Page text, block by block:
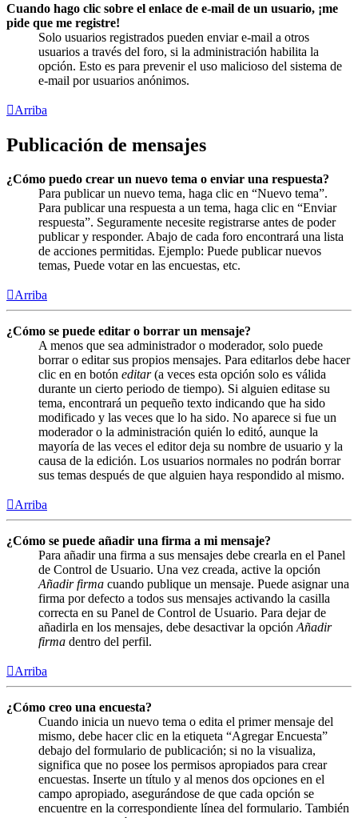
Cuando hago clic sobre el enlace de e-mail de un usuario, ¡me
pide que me registre!
Solo usuarios registrados pueden enviar e-mail a otros
usuarios a través del foro, si la administración habilita la
opción. Esto es para prevenir el uso malicioso del sistema de
e-mail por usuarios anónimos.
Arriba
Publicación de mensajes
¿Cómo puedo crear un nuevo tema o enviar una respuesta?
Para publicar un nuevo tema, haga clic en “Nuevo tema”.
Para publicar una respuesta a un tema, haga clic en “Enviar
respuesta”. Seguramente necesite registrarse antes de poder
publicar y responder. Abajo de cada foro encontrará una lista
de acciones permitidas. Ejemplo: Puede publicar nuevos
temas, Puede votar en las encuestas, etc.
Arriba
¿Cómo se puede editar o borrar un mensaje?
A menos que sea administrador o moderador, solo puede
borrar o editar sus propios mensajes. Para editarlos debe hacer
clic en en botón editar(a veces esta opción solo es válida
durante un cierto periodo de tiempo). Si alguien editase su
tema, encontrará un pequeño texto indicando que ha sido
modificado y las veces que lo ha sido. No aparece si fue un
moderador o la administración quién lo editó, aunque la
mayoría de las veces el editor deja su nombre de usuario y la
causa de la edición. Los usuarios normales no podrán borrar
sus temas después de que alguien haya respondido al mismo.
Arriba
¿Cómo se puede añadir una firma a mi mensaje?
Para añadir una firma a sus mensajes debe crearla en el Panel
de Control de Usuario. Una vez creada, active la opción
Añadir firma cuando publique un mensaje. Puede asignar una
firma por defecto a todos sus mensajes activando la casilla
correcta en su Panel de Control de Usuario. Para dejar de
añadirla en los mensajes, debe desactivar la opción Añadir
firma dentro del perfil.
Arriba
¿Cómo creo una encuesta?
Cuando inicia un nuevo tema o edita el primer mensaje del
mismo, debe hacer clic en la etiqueta “Agregar Encuesta”
debajo del formulario de publicación; si no la visualiza,
significa que no posee los permisos apropiados para crear
encuestas. Inserte un título y al menos dos opciones en el
campo apropiado, asegurándose de que cada opción se
encuentre en la correspondiente línea del formulario. También